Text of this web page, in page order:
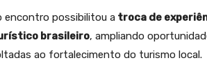
encontro possibilitou a troca de
brasileiro, ampliando
ao fortalecimento do turismo local.